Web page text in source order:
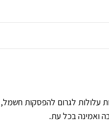
ואמינה בכל עת.